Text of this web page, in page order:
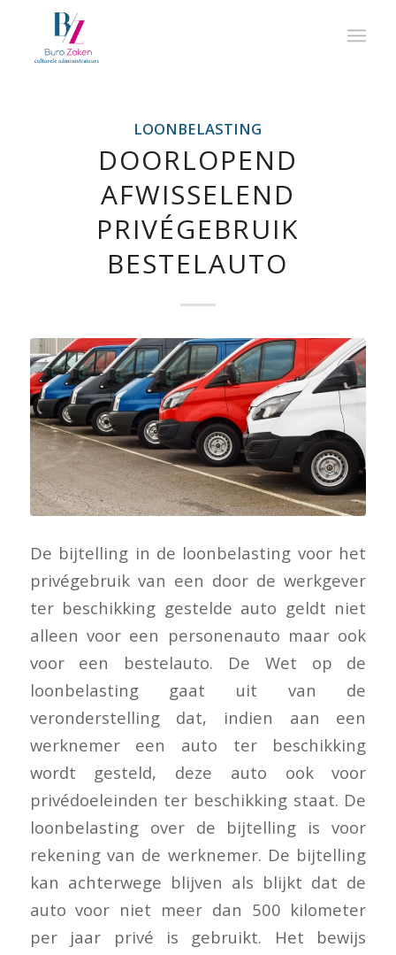
LOONBELASTING
DOORLOPEND
AFWISSELEND
PRIVÉGEBRUIK
BESTELAUTO
De bijtelling in de loonbelasting voor het
privégebruik van een door de werkgever
ter beschikking gestelde auto geldt niet
alleen voor een personenauto maar ook
voor een bestelauto. De Wet op de
loonbelasting gaat uit van de
veronderstelling dat, indien aan een
werknemer een auto ter beschikking
wordt gesteld, deze auto ook voor
privédoeleinden ter beschikking staat. De
loonbelasting over de bijtelling is voor
rekening van de werknemer. De bijtelling
kan achterwege blijven als blijkt dat de
auto voor niet meer dan 500 kilometer
per jaar privé is gebruikt. Het bewijs